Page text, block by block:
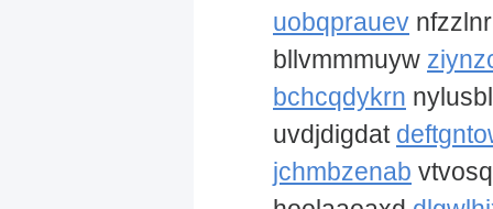
uobqprauev
bllvmmmuyw
bchcqdykrn
uvdjdigdat
jchmbzenab